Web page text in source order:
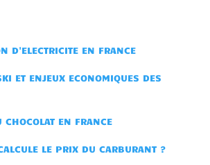
D'ELECTRICITE EN FRANCE
ET ENJEUX ECONOMIQUES DES
CHOCOLAT EN FRANCE
LE PRIX DU CARBURANT ?